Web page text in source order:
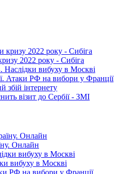
2022 року - Сибіга
Наслідки вибуху в Москві
Атаки РФ на вибори у Франції
збій інтернету
візит до Сербії - ЗМІ
Онлайн
вибуху в Москві